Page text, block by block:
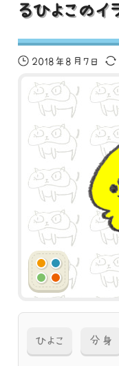
るひよこのイ
2018年8月7日
ひよこ 分身